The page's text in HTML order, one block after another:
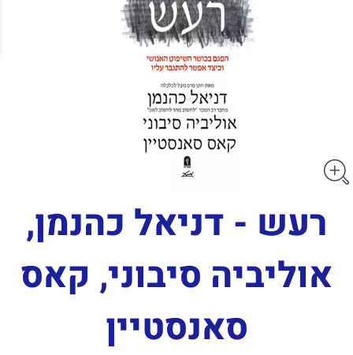
רעש - דניאל כהנמן,
אוליביה סיבוני, קאס
סאנסטיין